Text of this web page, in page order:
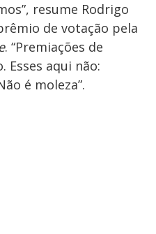
resume Rodrigo
de votação pela
. “Premiações de
aqui não:
é moleza”.